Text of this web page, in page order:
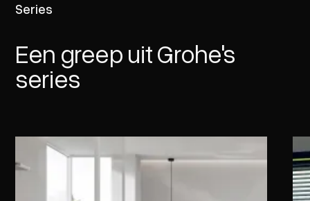
Series
Een greep uit Grohe's
series